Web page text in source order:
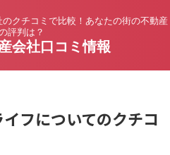
クチコミで比較！あなたの街の不動産
評判は？
会社口コミ情報
イフについてのクチコ